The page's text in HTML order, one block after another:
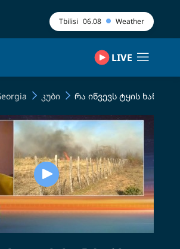
Tbilisi 06.08 Weather
LIVE
კუბი რა იწვევს ტყის